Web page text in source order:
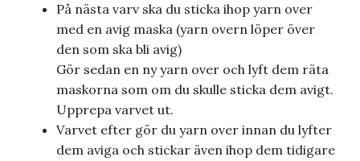
På nästa varv ska du sticka ihop yarn over
med en avig maska (yarn overn löper över
den som ska bli avig)
Gör sedan en ny yarn over och lyft dem räta
maskorna som om du skulle sticka dem avigt.
Upprepa varvet ut.
Varvet efter gör du yarn over innan du lyfter
dem aviga och stickar även ihop dem tidigare